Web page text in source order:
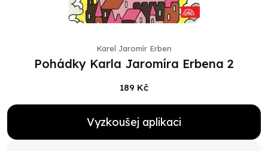
Karel Jaromír Erben
Pohádky Karla Jaromíra Erbena 2
189 Kč
Vyzkoušej aplikaci